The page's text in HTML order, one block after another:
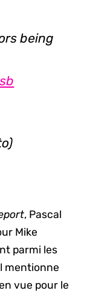
being
, Pascal
Mike
parmi les
mentionne
vue pour le